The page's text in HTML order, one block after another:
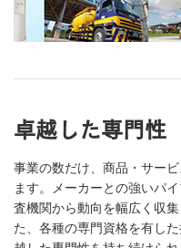
卓越した専門性
事業の数だけ、商品・サー
ます。メーカーとの強いパ
査機関から動向を幅広く収
た、各種の専門資格を有し